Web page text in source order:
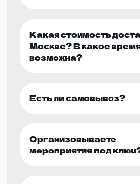
Какая стоимость
Москве? В какое
возможна?
Есть ли самовывоз?
Организовываете
мероприятия под